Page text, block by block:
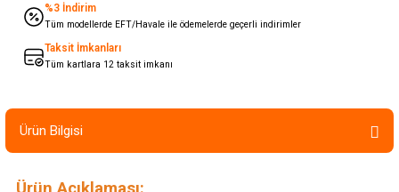
%3 İndirim
Tüm modellerde EFT/Havale ile ödemelerde geçerli indirimler
Taksit İmkanları
Tüm kartlara 12 taksit imkanı
Ürün Bilgisi